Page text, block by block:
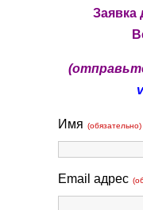
Заявка
Имя (обязательно)
Email адрес